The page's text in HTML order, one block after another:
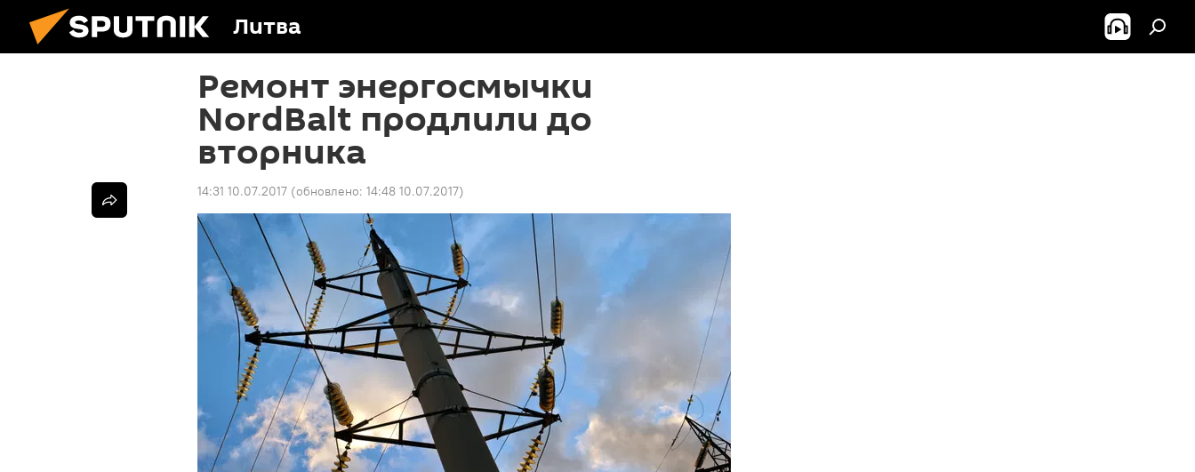
Литва
Ремонт энергосмычки
NordBalt продлили до
вторника
14:31 10.07.2017 (обновлено: 14:48 10.07.2017)